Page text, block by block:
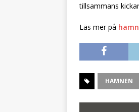
tillsammans
Läs mer på
HAMNEN